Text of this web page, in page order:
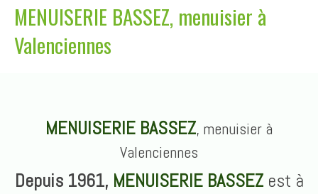
MENUISERIE BASSEZ, menuisier à
Valenciennes
MENUISERIE BASSEZ, menuisier à
Valenciennes
Depuis 1961, MENUISERIE BASSEZ est à